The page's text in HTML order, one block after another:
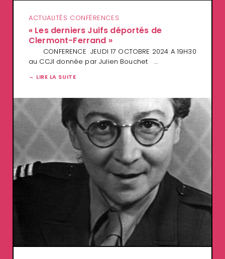
ACTUALITÉS CONFÉRENCES
« Les derniers Juifs déportés de
Clermont-Ferrand »
CONFERENCE JEUDI 17 OCTOBRE 2024 A 19H30
au CCJI donnée par Julien Bouchet …
LIRE LA SUITE